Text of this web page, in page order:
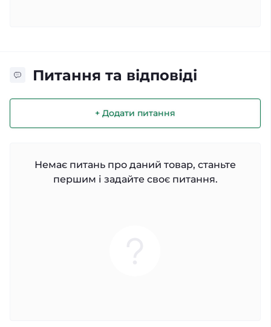
Питання та відповіді
+ Додати питання
Немає питань про даний товар, станьте
першим і задайте своє питання.